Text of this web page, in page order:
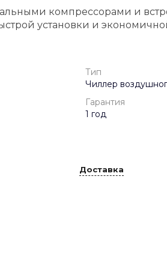
компрессорами и
установки и
Тип
Чиллер
Гарантия
1 год
Доставка